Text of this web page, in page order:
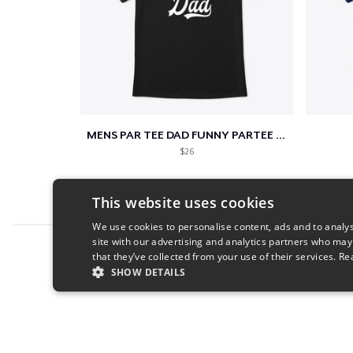
MENS PAR TEE DAD FUNNY PARTEE GOLF GIFT
$26
Report this product
This website uses cookies
We use cookies to personalise content, ads and to
site with our advertising and analytics partners who
that they’ve collected from your use of their services.
SHOW DETAILS